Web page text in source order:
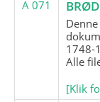
A 071
1748-
Alle
[Klik